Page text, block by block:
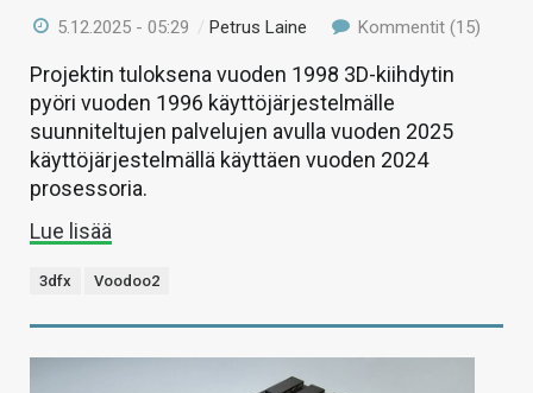
5.12.2025 - 05:29 /Petrus Laine Kommentit (15)
Projektin tuloksena vuoden 1998 3D-kiihdytin
pyöri vuoden 1996 käyttöjärjestelmälle
suunniteltujen palvelujen avulla vuoden 2025
käyttöjärjestelmällä käyttäen vuoden 2024
prosessoria.
Lue lisää
3dfx Voodoo2